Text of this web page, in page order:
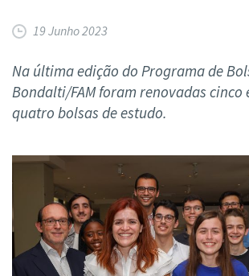
19 Junho 2023
Na última edição do Programa de
Bondalti/FAM foram renovadas cinco
quatro bolsas de estudo.